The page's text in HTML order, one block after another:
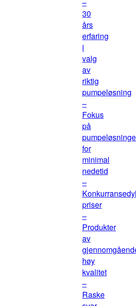
30
års
erfaring
i
valg
av
riktig
pumpeløsning
–
Fokus
på
for
minimal
nedetid
–
priser
–
Produkter
av
høy
kvalitet
–
Raske